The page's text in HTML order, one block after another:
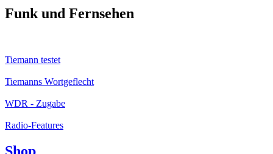
Funk und Fernsehen
Tiemann testet
Tiemanns Wortgeflecht
WDR - Zugabe
Radio-Features